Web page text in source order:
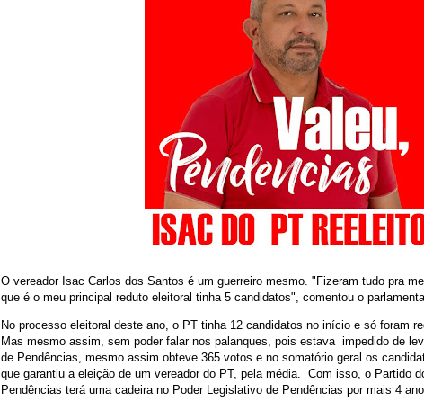
O vereador Isac Carlos dos Santos é um guerreiro mesmo. "Fizeram tudo pra
que é o meu principal reduto eleitoral tinha 5 candidatos", comentou o
No processo eleitoral deste ano, o PT tinha 12 candidatos no início e só foram
Mas mesmo assim, sem poder falar nos palanques, pois estava impedido de
de Pendências, mesmo assim obteve 365 votos e no somatório geral os
que garantiu a eleição de um vereador do PT, pela média. Com isso, o Partido
Pendências terá uma cadeira no Poder Legislativo de Pendências por mais 4